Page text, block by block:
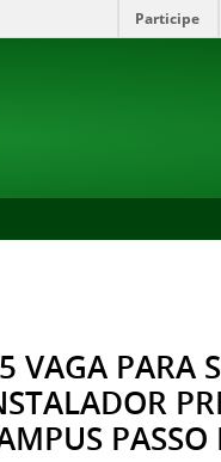
Participe
PARA